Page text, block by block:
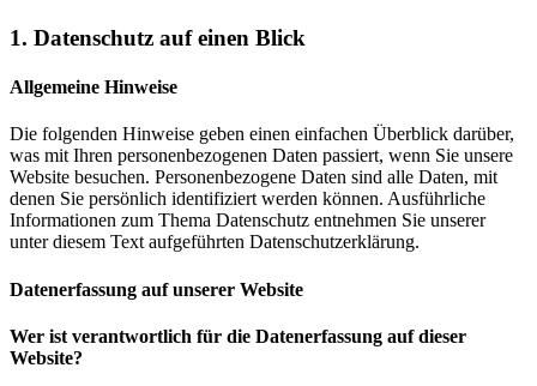
1. Datenschutz auf einen Blick
Allgemeine Hinweise
Die folgenden Hinweise geben einen einfachen Überblick darüber,
was mit Ihren personenbezogenen Daten passiert, wenn Sie unsere
Website besuchen. Personenbezogene Daten sind alle Daten, mit
denen Sie persönlich identifiziert werden können. Ausführliche
Informationen zum Thema Datenschutz entnehmen Sie unserer
unter diesem Text aufgeführten Datenschutzerklärung.
Datenerfassung auf unserer Website
Wer ist verantwortlich für die Datenerfassung auf dieser
Website?